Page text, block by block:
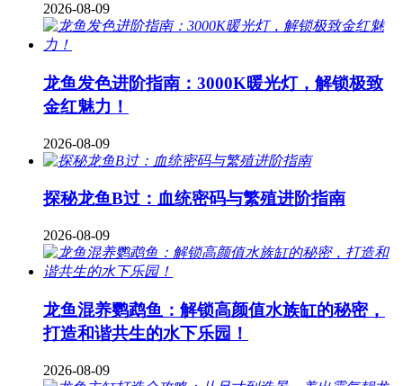
2026-08-09
龙鱼发色进阶指南：3000K暖光灯，解锁极致
金红魅力！
2026-08-09
探秘龙鱼B过：血统密码与繁殖进阶指南
2026-08-09
龙鱼混养鹦鹉鱼：解锁高颜值水族缸的秘密，
打造和谐共生的水下乐园！
2026-08-09